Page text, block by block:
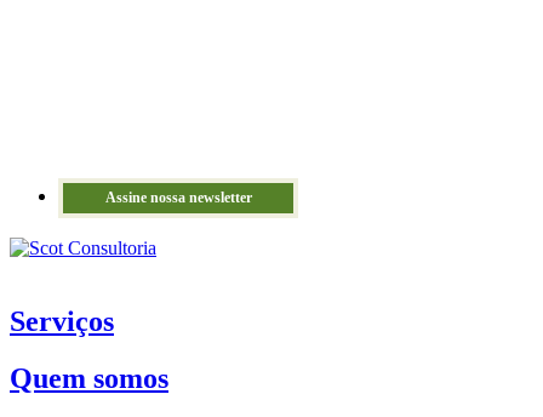
Assine nossa newsletter
Serviços
Quem somos